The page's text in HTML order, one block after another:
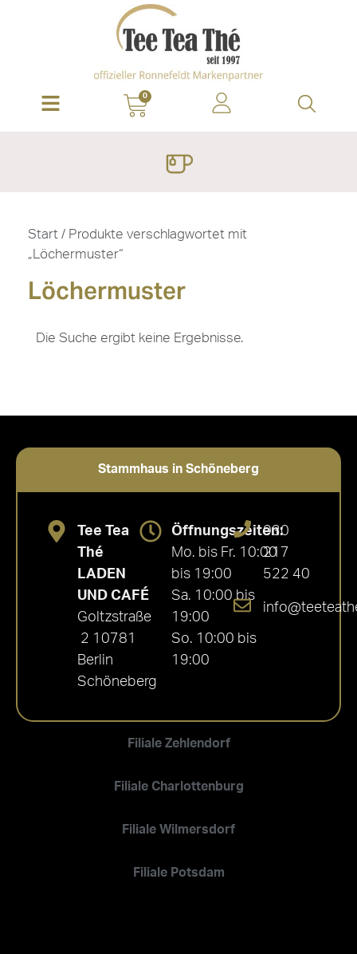
0
Start / Produkte verschlagwortet mit
„Löchermuster“
Löchermuster
Die Suche ergibt keine Ergebnisse.
Stammhaus in Schöneberg
Filiale Zehlendorf
Filiale Charlottenburg
Filiale Wilmersdorf
Filiale Potsdam
Tee Tea
Thé
LADEN
UND CAFÉ
Goltzstraße
2 10781
Berlin
Schöneberg
Öffnungszeiten:
Mo. bis Fr. 10:00
bis 19:00
Sa. 10:00 bis
19:00
So. 10:00 bis
19:00
030
217
522 40